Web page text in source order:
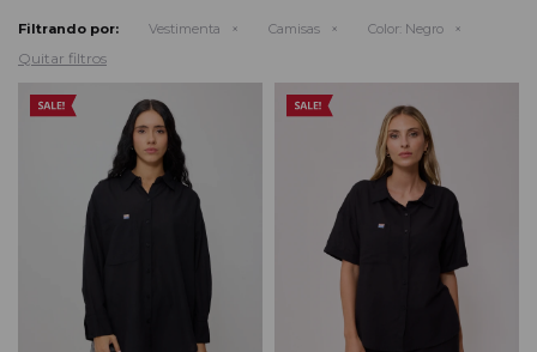
Filtrando por: Vestimenta Camisas Color: Negro
Quitar filtros